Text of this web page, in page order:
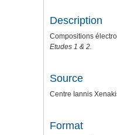
Description
Compositions
Etudes 1 & 2.
Source
Centre Iannis
Format